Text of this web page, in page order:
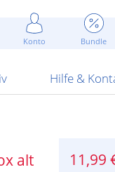
Konto Bundle
Attrappen
ARS Pirotecnia
Hilfe &
AGB
alt 11,99